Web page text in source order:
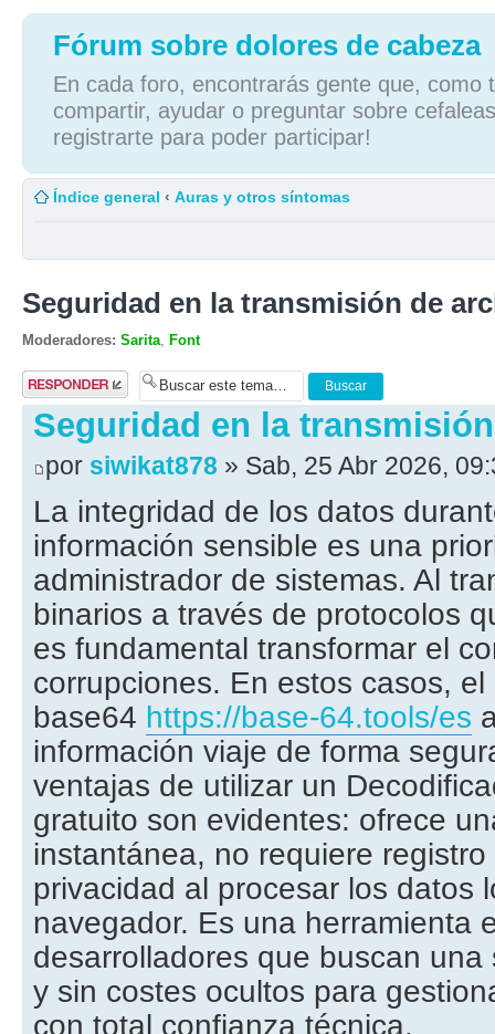
Fórum sobre dolores de cabeza
En cada foro, encontrarás gente que, como
compartir, ayudar o preguntar sobre
registrarte para poder participar!
Índice general ‹ Auras y otros síntomas
Seguridad en la transmisión de
Moderadores: Sarita Font
Publicar una
respuesta
Seguridad en la
por siwikat878 » Sab, 25 Abr 2026,
La integridad de los datos
información sensible es una
administrador de sistemas. Al
binarios a través de protocolos
es fundamental transformar el
corrupciones. En estos casos,
base64 https://base-64.tools/es
información viaje de forma
ventajas de utilizar un
gratuito son evidentes: ofrece
instantánea, no requiere
privacidad al procesar los datos
navegador. Es una herramienta
desarrolladores que buscan
y sin costes ocultos para
con total confianza técnica.